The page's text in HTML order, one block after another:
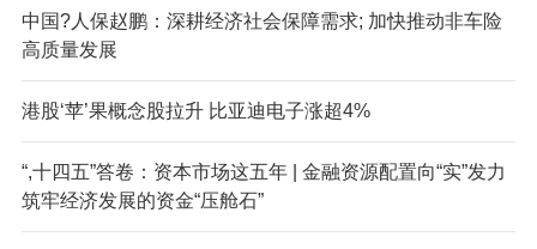
中国?人保赵鹏：深耕经济社会保障需求; 加快推动非车险
高质量发展
港股‘苹’果概念股拉升 比亚迪电子涨超4%
“,十四五”答卷：资本市场这五年 | 金融资源配置向“实”发力
筑牢经济发展的资金“压舱石”